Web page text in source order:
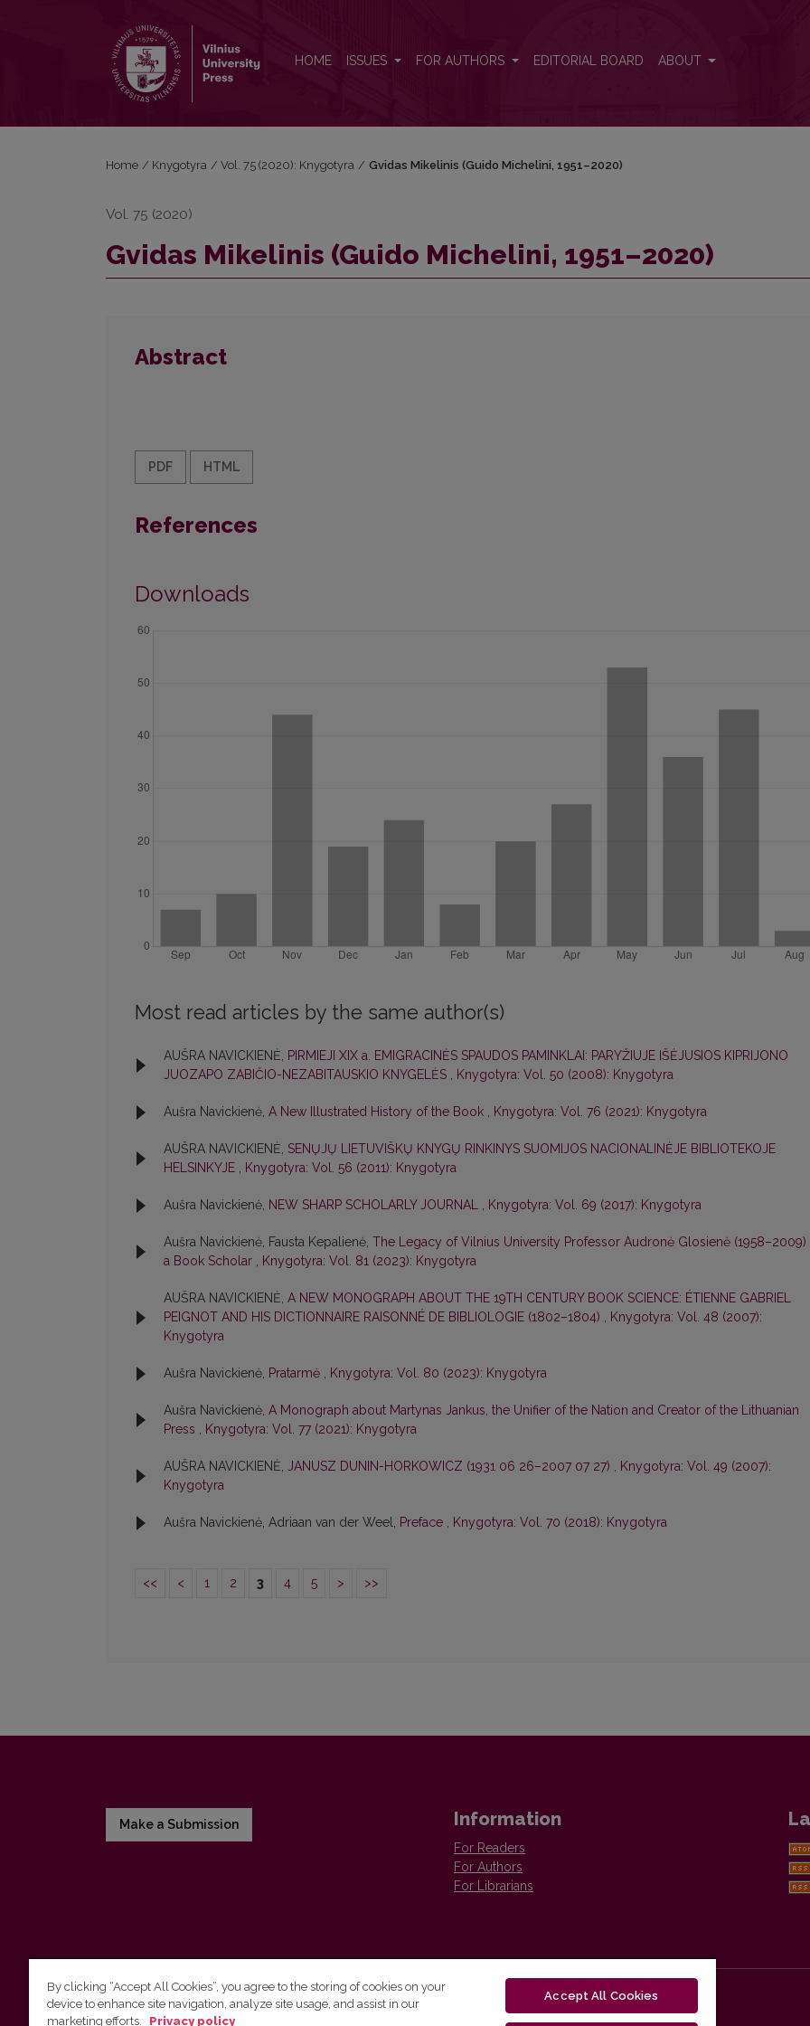
HOME ISSUES FOR AUTHORS EDITORIAL BOARD ABOUT
Home / Knygotyra / Vol. 75 (2020): Knygotyra / Gvidas Mikelinis (Guido Michelini, 1951–2020)
Vol. 75 (2020)
Gvidas Mikelinis (Guido Michelini, 1951–2020)
Abstract
PDF HTML
References
Downloads
Most read articles by the same author(s)
AUŠRA NAVICKIENĖ, PIRMIEJI XIX a. EMIGRACINĖS SPAUDOS PAMINKLAI: PARYŽIUJE IŠĖJUSIOS KIPRIJONO
JUOZAPO ZABIČIO-NEZABITAUSKIO KNYGELĖS , Knygotyra: Vol. 50 (2008): Knygotyra
Aušra Navickienė, A New Illustrated History of the Book , Knygotyra: Vol. 76 (2021): Knygotyra
AUŠRA NAVICKIENĖ, SENŲJŲ LIETUVIŠKŲ KNYGŲ RINKINYS SUOMIJOS NACIONALINĖJE BIBLIOTEKOJE
HELSINKYJE , Knygotyra: Vol. 56 (2011): Knygotyra
Aušra Navickienė, NEW SHARP SCHOLARLY JOURNAL , Knygotyra: Vol. 69 (2017): Knygotyra
Aušra Navickienė, Fausta Kepalienė, The Legacy of Vilnius University Professor Audronė Glosienė (1958–2009)
a Book Scholar , Knygotyra: Vol. 81 (2023): Knygotyra
AUŠRA NAVICKIENĖ, A NEW MONOGRAPH ABOUT THE 19TH CENTURY BOOK SCIENCE: ÉTIENNE GABRIEL
PEIGNOT AND HIS DICTIONNAIRE RAISONNÉ DE BIBLIOLOGIE (1802–1804) , Knygotyra: Vol. 48 (2007):
Knygotyra
Aušra Navickienė, Pratarmė , Knygotyra: Vol. 80 (2023): Knygotyra
Aušra Navickienė, A Monograph about Martynas Jankus, the Unifier of the Nation and Creator of the Lithuanian
Press , Knygotyra: Vol. 77 (2021): Knygotyra
AUŠRA NAVICKIENĖ, JANUSZ DUNIN-HORKOWICZ (1931 06 26–2007 07 27) , Knygotyra: Vol. 49 (2007):
Knygotyra
Aušra Navickienė, Adriaan van der Weel, Preface , Knygotyra: Vol. 70 (2018): Knygotyra
<< < 1 2 3 4 5 > >>
Make a Submission Information
For Readers
For Authors
For Librarians
Vilnius University Press
By clicking “Accept All Cookies”, you agree to the storing of cookies on your
device to enhance site navigation, analyze site usage, and assist in our
marketing efforts.
Privacy policy
Accept All Cookies